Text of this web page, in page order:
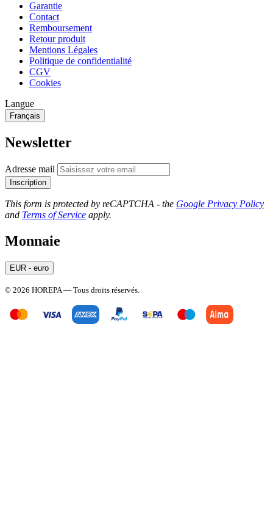
Garantie
Contact
Remboursement
Retour produit
Mentions Légales
Politique de confidentialité
CGV
Cookies
Langue
Français
Newsletter
Adresse mail
Inscription
This form is protected by reCAPTCHA - the Google Privacy Policy
and Terms of Service apply.
Monnaie
EUR - euro
© 2026 HOREPA — Tous droits réservés.